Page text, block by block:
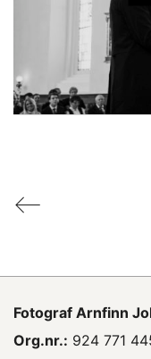
Fotograf Arnfinn
Org.nr.: 924 771